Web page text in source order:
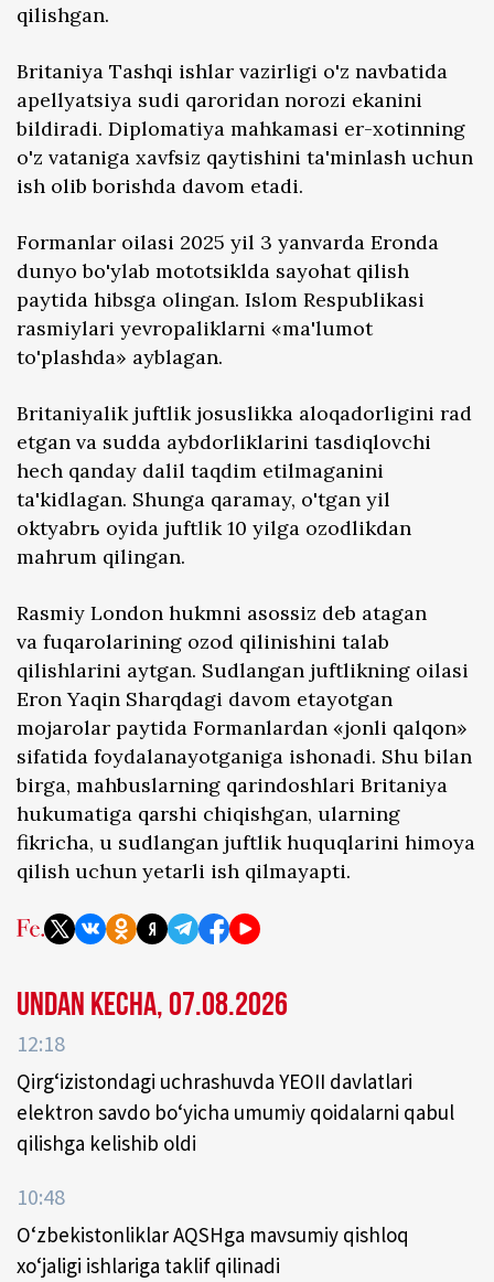
qilishgan.
Britaniya Tashqi ishlar vazirligi o'z navbatida
apellyatsiya sudi qaroridan norozi ekanini
bildiradi. Diplomatiya mahkamasi er-xotinning
o'z vataniga xavfsiz qaytishini ta'minlash uchun
ish olib borishda davom etadi.
Formanlar oilasi 2025 yil 3 yanvarda Eronda
dunyo bo'ylab mototsiklda sayohat qilish
paytida hibsga olingan. Islom Respublikasi
rasmiylari yevropaliklarni «ma'lumot
to'plashda» ayblagan.
Britaniyalik juftlik josuslikka aloqadorligini rad
etgan va sudda aybdorliklarini tasdiqlovchi
hech qanday dalil taqdim etilmaganini
ta'kidlagan. Shunga qaramay, o'tgan yil
oktyabrь oyida juftlik 10 yilga ozodlikdan
mahrum qilingan.
Rasmiy London hukmni asossiz deb atagan
va fuqarolarining ozod qilinishini talab
qilishlarini aytgan. Sudlangan juftlikning oilasi
Eron Yaqin Sharqdagi davom etayotgan
mojarolar paytida Formanlardan «jonli qalqon»
sifatida foydalanayotganiga ishonadi. Shu bilan
birga, mahbuslarning qarindoshlari Britaniya
hukumatiga qarshi chiqishgan, ularning
fikricha, u sudlangan juftlik huquqlarini himoya
qilish uchun yetarli ish qilmayapti.
Undan kecha, 07.08.2026
12:18
Qirg‘izistondagi uchrashuvda YEOII davlatlari
elektron savdo bo‘yicha umumiy qoidalarni qabul
qilishga kelishib oldi
10:48
O‘zbekistonliklar AQSHga mavsumiy qishloq
xo‘jaligi ishlariga taklif qilinadi